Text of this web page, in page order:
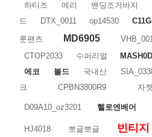
하티즈
메리 밴딩조거바지
드
DTX_0011 op14530
룬팬츠
MD6905
CTOP2033
수퍼리얼
에코
볼드 국내산
크
CPBN3800R9 자
D09A10_oz3201 헬로엔베어
HJ4018 뽀글뽀글 빈티지